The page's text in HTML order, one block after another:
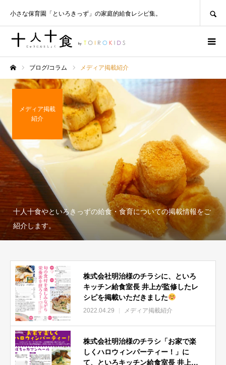
小さな保育園「といろきっず」の家庭的給食レシピ集。
ブログ/コラム メディア掲載紹介
メディア掲載
紹介
十人十食やといろきっずの給食・食育についての掲載情報をご
紹介します。
株式会社明治様のチラシに、といろ
キッチン給食室長 井上が監修したレ
シピを掲載いただきました
2022.04.29 メディア掲載紹介
株式会社明治様のチラシ「お家で楽
しくハロウィンパーティー！」に
て、といろキッチン給食室長 井上が